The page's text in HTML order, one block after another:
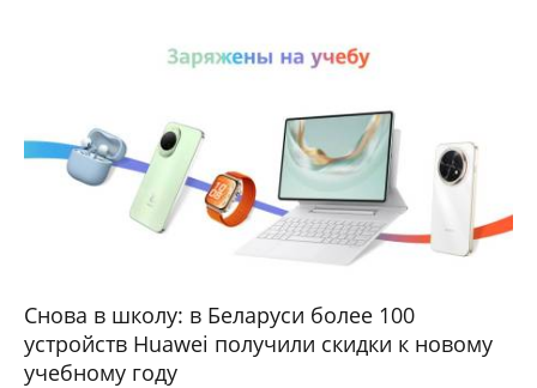
Снова в школу: в Беларуси более 100
устройств Huawei получили скидки к новому
учебному году